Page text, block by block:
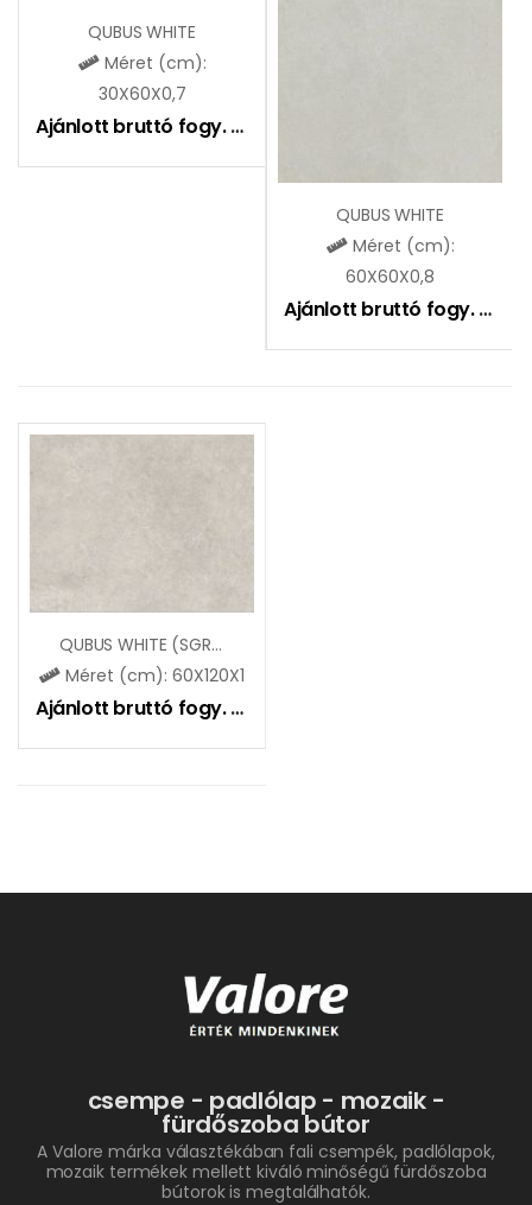
QUBUS WHITE
Méret (cm):
30X60X0,7
Ajánlott bruttó fogy. ár:
QUBUS WHITE
Méret (cm):
60X60X0,8
Ajánlott bruttó fogy. ár:
QUBUS WHITE (SGR99)
Méret (cm): 60X120X1
Ajánlott bruttó fogy. ár:
csempe - padlólap - mozaik -
fürdőszoba bútor
A Valore márka választékában fali csempék, padlólapok,
mozaik termékek mellett kiváló minőségű fürdőszoba
bútorok is megtalálhatók.